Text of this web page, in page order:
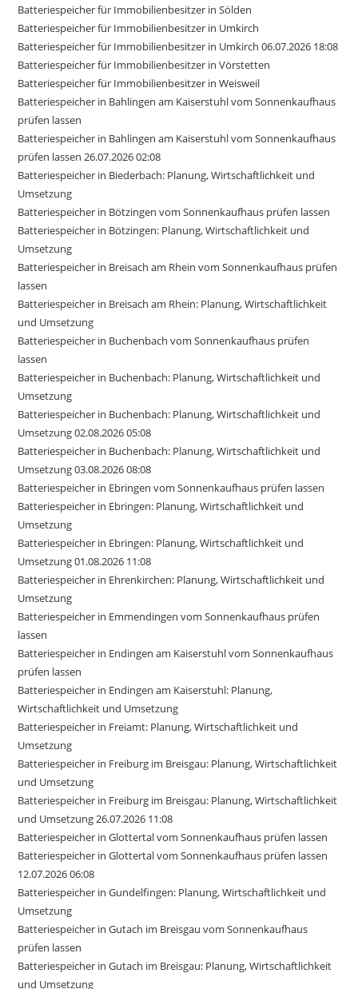
Batteriespeicher für Immobilienbesitzer in Sölden
Batteriespeicher für Immobilienbesitzer in Umkirch
Batteriespeicher für Immobilienbesitzer in Umkirch 06.07.2026 18:08
Batteriespeicher für Immobilienbesitzer in Vörstetten
Batteriespeicher für Immobilienbesitzer in Weisweil
Batteriespeicher in Bahlingen am Kaiserstuhl vom Sonnenkaufhaus
prüfen lassen
Batteriespeicher in Bahlingen am Kaiserstuhl vom Sonnenkaufhaus
prüfen lassen 26.07.2026 02:08
Batteriespeicher in Biederbach: Planung, Wirtschaftlichkeit und
Umsetzung
Batteriespeicher in Bötzingen vom Sonnenkaufhaus prüfen lassen
Batteriespeicher in Bötzingen: Planung, Wirtschaftlichkeit und
Umsetzung
Batteriespeicher in Breisach am Rhein vom Sonnenkaufhaus prüfen
lassen
Batteriespeicher in Breisach am Rhein: Planung, Wirtschaftlichkeit
und Umsetzung
Batteriespeicher in Buchenbach vom Sonnenkaufhaus prüfen
lassen
Batteriespeicher in Buchenbach: Planung, Wirtschaftlichkeit und
Umsetzung
Batteriespeicher in Buchenbach: Planung, Wirtschaftlichkeit und
Umsetzung 02.08.2026 05:08
Batteriespeicher in Buchenbach: Planung, Wirtschaftlichkeit und
Umsetzung 03.08.2026 08:08
Batteriespeicher in Ebringen vom Sonnenkaufhaus prüfen lassen
Batteriespeicher in Ebringen: Planung, Wirtschaftlichkeit und
Umsetzung
Batteriespeicher in Ebringen: Planung, Wirtschaftlichkeit und
Umsetzung 01.08.2026 11:08
Batteriespeicher in Ehrenkirchen: Planung, Wirtschaftlichkeit und
Umsetzung
Batteriespeicher in Emmendingen vom Sonnenkaufhaus prüfen
lassen
Batteriespeicher in Endingen am Kaiserstuhl vom Sonnenkaufhaus
prüfen lassen
Batteriespeicher in Endingen am Kaiserstuhl: Planung,
Wirtschaftlichkeit und Umsetzung
Batteriespeicher in Freiamt: Planung, Wirtschaftlichkeit und
Umsetzung
Batteriespeicher in Freiburg im Breisgau: Planung, Wirtschaftlichkeit
und Umsetzung
Batteriespeicher in Freiburg im Breisgau: Planung, Wirtschaftlichkeit
und Umsetzung 26.07.2026 11:08
Batteriespeicher in Glottertal vom Sonnenkaufhaus prüfen lassen
Batteriespeicher in Glottertal vom Sonnenkaufhaus prüfen lassen
12.07.2026 06:08
Batteriespeicher in Gundelfingen: Planung, Wirtschaftlichkeit und
Umsetzung
Batteriespeicher in Gutach im Breisgau vom Sonnenkaufhaus
prüfen lassen
Batteriespeicher in Gutach im Breisgau: Planung, Wirtschaftlichkeit
und Umsetzung